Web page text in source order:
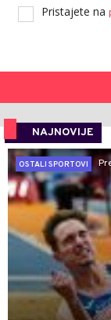
Pristajete na
NAJNOVIJE
OSTALI SPORTOVI